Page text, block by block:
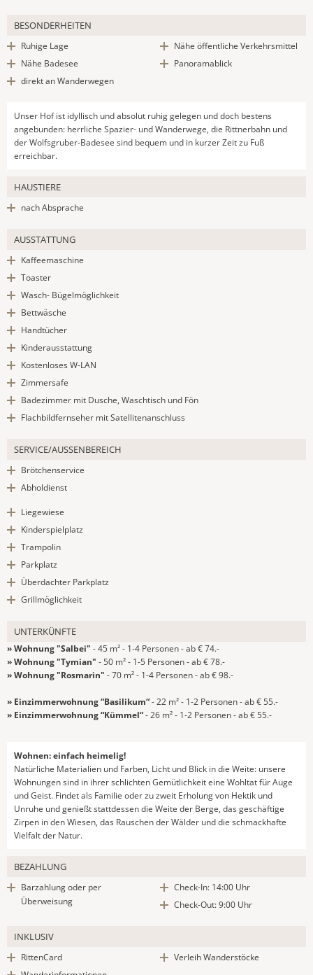
BESONDERHEITEN
Ruhige Lage
Nähe Badesee
direkt an Wanderwegen
Nähe öffentliche Verkehrsmittel
Panoramablick
Unser Hof ist idyllisch und absolut ruhig gelegen und doch bestens
angebunden: herrliche Spazier- und Wanderwege, die Rittnerbahn und
der Wolfsgruber-Badesee sind bequem und in kurzer Zeit zu Fuß
erreichbar.
HAUSTIERE
nach Absprache
AUSSTATTUNG
Kaffeemaschine
Toaster
Wasch- Bügelmöglichkeit
Bettwäsche
Handtücher
Kinderausstattung
Kostenloses W-LAN
Zimmersafe
Badezimmer mit Dusche, Waschtisch und Fön
Flachbildfernseher mit Satellitenanschluss
SERVICE/AUSSENBEREICH
Brötchenservice
Abholdienst
Liegewiese
Kinderspielplatz
Trampolin
Parkplatz
Überdachter Parkplatz
Grillmöglichkeit
UNTERKÜNFTE
» Wohnung "Salbei" - 45 m² - 1-4 Personen - ab € 74.-
» Wohnung "Tymian" - 50 m² - 1-5 Personen - ab € 78.-
» Wohnung "Rosmarin" - 70 m² - 1-4 Personen - ab € 98.-
» Einzimmerwohnung “Basilikum“- 22 m² - 1-2 Personen - ab € 55.-
» Einzimmerwohnung “Kümmel“- 26 m² - 1-2 Personen - ab € 55.-
Wohnen: einfach heimelig!
Natürliche Materialien und Farben, Licht und Blick in die Weite: unsere
Wohnungen sind in ihrer schlichten Gemütlichkeit eine Wohltat für Auge
und Geist. Findet als Familie oder zu zweit Erholung von Hektik und
Unruhe und genießt stattdessen die Weite der Berge, das geschäftige
Zirpen in den Wiesen, das Rauschen der Wälder und die schmackhafte
Vielfalt der Natur.
BEZAHLUNG
Barzahlung oder per
Überweisung
Check-In: 14:00 Uhr
Check-Out: 9:00 Uhr
INKLUSIV
RittenCard
Verleih Wanderstöcke